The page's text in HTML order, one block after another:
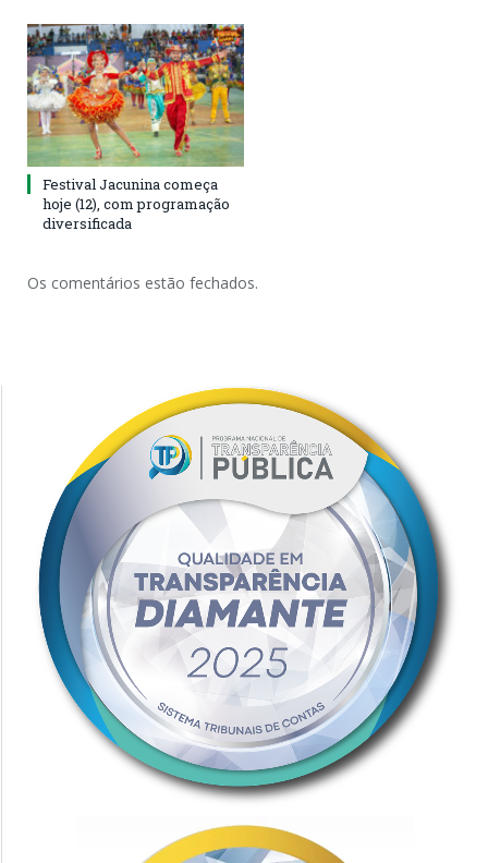
Festival Jacunina começa
hoje (12), com programação
diversificada
Os comentários estão fechados.